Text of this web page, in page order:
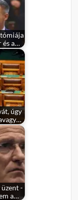
és a…
úgy
üzent -
a…